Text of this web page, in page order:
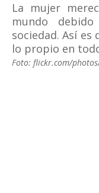
La mujer
mundo
sociedad. Así es
lo propio en
Foto: flickr.com/